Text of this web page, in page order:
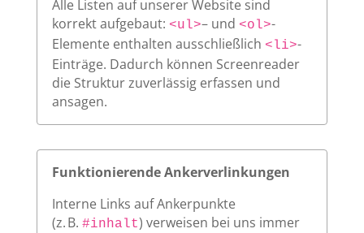
Alle Listen auf unserer Website sind
korrekt aufgebaut: <ul>– und <ol>-
Elemente enthalten ausschließlich <li>-
Einträge. Dadurch können Screenreader
die Struktur zuverlässig erfassen und
ansagen.
Funktionierende Ankerverlinkungen
Interne Links auf Ankerpunkte
(z. B. #inhalt) verweisen bei uns immer